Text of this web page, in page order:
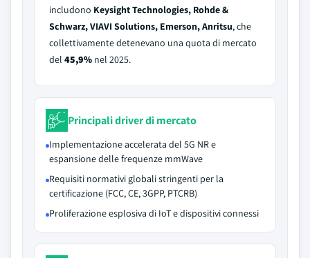
includono Keysight Technologies, Rohde &
Schwarz, VIAVI Solutions, Emerson, Anritsu, che
collettivamente detenevano una quota di mercato
del 45,9% nel 2025.
Principali driver di mercato
Implementazione accelerata del 5G NR e
espansione delle frequenze mmWave
Requisiti normativi globali stringenti per la
certificazione (FCC, CE, 3GPP, PTCRB)
Proliferazione esplosiva di IoT e dispositivi connessi